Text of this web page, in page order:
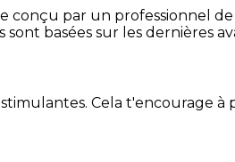
par un professionnel
basées sur les dernières
Cela t'encourage